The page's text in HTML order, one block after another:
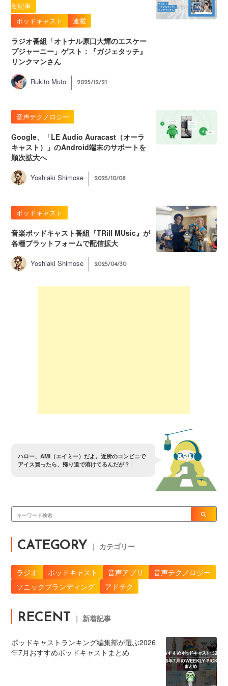
動記事
ポッドキャスト
連載
ラジオ番組「オトナル原口大輝のエスケー
プジャーニー」ゲスト：『ガジェタッチ』
リンクマンさん
Rukito Muto 2025/12/21
音声テクノロジー
Google、「LE Audio Auracast（オーラ
キャスト）」のAndroid端末のサポートを
順次拡大へ
Yoshiaki Shimose 2025/10/08
ポッドキャスト
音楽ポッドキャスト番組『TRill MUsic』が
各種プラットフォームで配信拡大
Yoshiaki Shimose 2025/04/30
ハロー、 AMI（エイ ミ ー） だよ 。 近所のコンビニで
アイス買った ら、 帰り道で溶けてるんだが？
CATEGORY ｜ カテゴリー
ラジオ ポッドキャスト 音声アプリ
音声テクノロジー
ソニックブランディング
アドテク
RECENT ｜ 新着記事
ポッドキャストランキング編集部が選ぶ2026
年7月おすすめポッドキャストまとめ